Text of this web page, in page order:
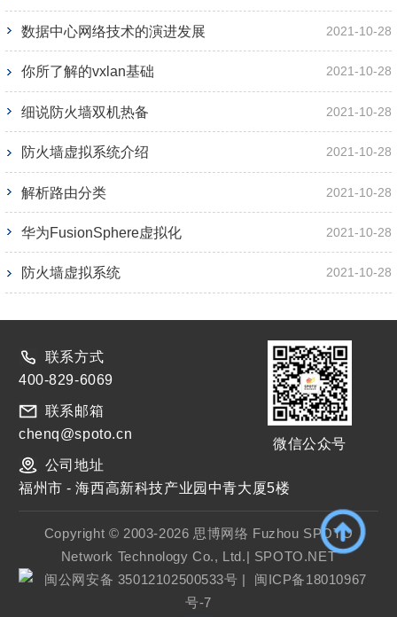
数据中心网络技术的演进发展 2021-10-28
你所了解的vxlan基础 2021-10-28
细说防火墙双机热备 2021-10-28
防火墙虚拟系统介绍 2021-10-28
解析路由分类 2021-10-28
华为FusionSphere虚拟化 2021-10-28
防火墙虚拟系统 2021-10-28
联系方式
400-829-6069
联系邮箱
chenq@spoto.cn
公司地址
微信公众号
福州市 - 海西高新科技产业园中青大厦5楼
Copyright © 2003-2026 思博网络 Fuzhou SPOTO
Network Technology Co., Ltd.| SPOTO.NET
闽公网安备 35012102500533号 | 闽ICP备18010967
号-7